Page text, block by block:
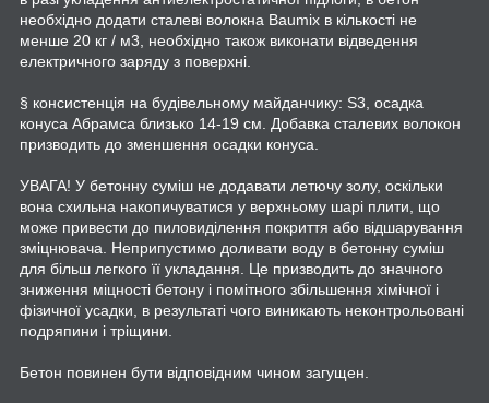
необхідно додати сталеві волокна Baumix в кількості не
менше 20 кг / м3, необхідно також виконати відведення
електричного заряду з поверхні.
§ консистенція на будівельному майданчику: S3, осадка
конуса Абрамса близько 14-19 см. Добавка сталевих волокон
призводить до зменшення осадки конуса.
УВАГА! У бетонну суміш не додавати летючу золу, оскільки
вона схильна накопичуватися у верхньому шарі плити, що
може привести до пиловиділення покриття або відшарування
зміцнювача. Неприпустимо доливати воду в бетонну суміш
для більш легкого її укладання. Це призводить до значного
зниження міцності бетону і помітного збільшення хімічної і
фізичної усадки, в результаті чого виникають неконтрольовані
подряпини і тріщини.
Бетон повинен бути відповідним чином загущен.